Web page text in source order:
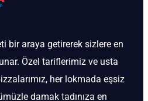
bir araya getirerek sizlere en
Özel tariflerimiz ve usta
her lokmada eşsiz
damak tadınıza en